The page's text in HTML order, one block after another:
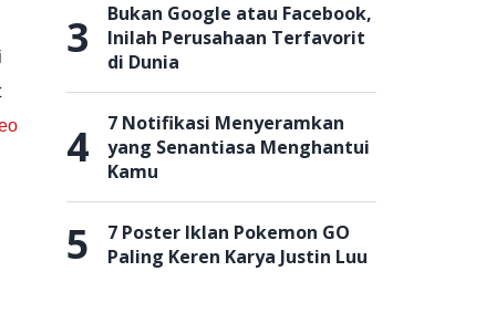
3
Bukan Google atau Facebook,
Inilah Perusahaan Terfavorit
di Dunia
4
7 Notifikasi Menyeramkan
yang Senantiasa Menghantui
Kamu
5
7 Poster Iklan Pokemon GO
Paling Keren Karya Justin Luu